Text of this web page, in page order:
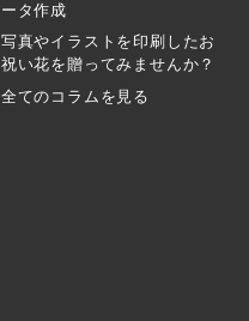
ータ作成
写真やイラストを印刷したお
祝い花を贈ってみませんか？
全てのコラムを見る